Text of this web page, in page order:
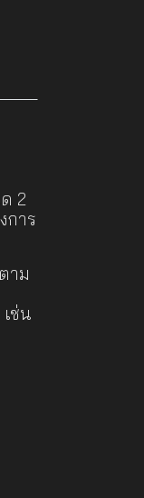
2
การ
าม
ช่น